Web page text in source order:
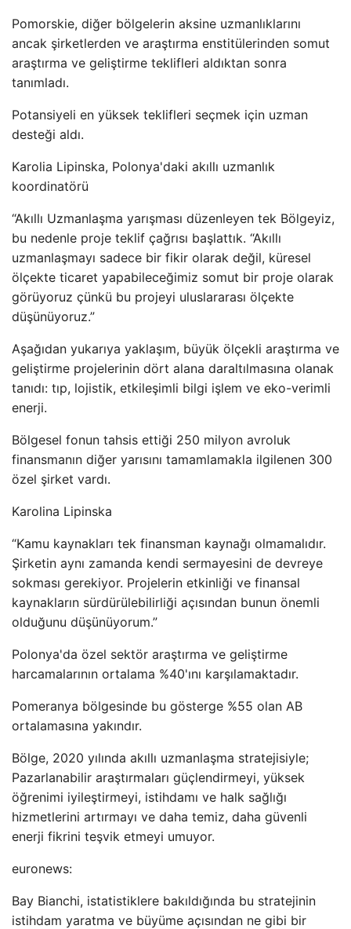
Pomorskie, diğer bölgelerin aksine uzmanlıklarını
ancak şirketlerden ve araştırma enstitülerinden somut
araştırma ve geliştirme teklifleri aldıktan sonra
tanımladı.
Potansiyeli en yüksek teklifleri seçmek için uzman
desteği aldı.
Karolia Lipinska, Polonya'daki akıllı uzmanlık
koordinatörü
“Akıllı Uzmanlaşma yarışması düzenleyen tek Bölgeyiz,
bu nedenle proje teklif çağrısı başlattık. “Akıllı
uzmanlaşmayı sadece bir fikir olarak değil, küresel
ölçekte ticaret yapabileceğimiz somut bir proje olarak
görüyoruz çünkü bu projeyi uluslararası ölçekte
düşünüyoruz.”
Aşağıdan yukarıya yaklaşım, büyük ölçekli araştırma ve
geliştirme projelerinin dört alana daraltılmasına olanak
tanıdı: tıp, lojistik, etkileşimli bilgi işlem ve eko-verimli
enerji.
Bölgesel fonun tahsis ettiği 250 milyon avroluk
finansmanın diğer yarısını tamamlamakla ilgilenen 300
özel şirket vardı.
Karolina Lipinska
“Kamu kaynakları tek finansman kaynağı olmamalıdır.
Şirketin aynı zamanda kendi sermayesini de devreye
sokması gerekiyor. Projelerin etkinliği ve finansal
kaynakların sürdürülebilirliği açısından bunun önemli
olduğunu düşünüyorum.”
Polonya'da özel sektör araştırma ve geliştirme
harcamalarının ortalama %40'ını karşılamaktadır.
Pomeranya bölgesinde bu gösterge %55 olan AB
ortalamasına yakındır.
Bölge, 2020 yılında akıllı uzmanlaşma stratejisiyle;
Pazarlanabilir araştırmaları güçlendirmeyi, yüksek
öğrenimi iyileştirmeyi, istihdamı ve halk sağlığı
hizmetlerini artırmayı ve daha temiz, daha güvenli
enerji fikrini teşvik etmeyi umuyor.
euronews:
Bay Bianchi, istatistiklere bakıldığında bu stratejinin
istihdam yaratma ve büyüme açısından ne gibi bir